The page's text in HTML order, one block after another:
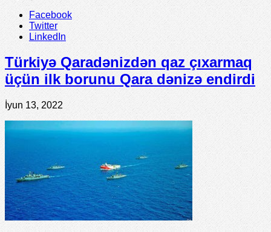
Facebook
Twitter
LinkedIn
Türkiyə Qaradənizdən qaz çıxarmaq
üçün ilk borunu Qara dənizə endirdi
İyun 13, 2022